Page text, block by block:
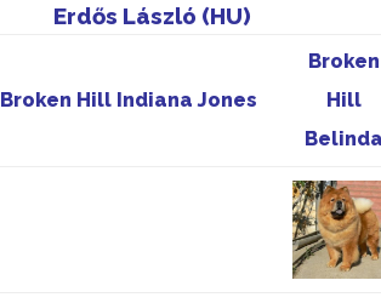
Erdős László (HU)
Broken Hill Indiana Jones
Broken
Hill